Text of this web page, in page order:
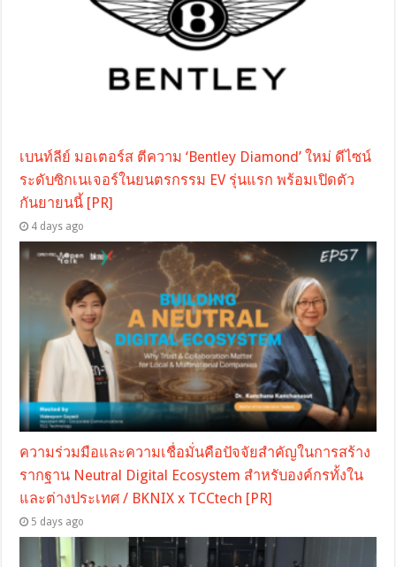
เบนท์ลีย์ มอเตอร์ส ตีความ ‘Bentley Diamond’ ใหม่ ดีไซน์
ระดับซิกเนเจอร์ในยนตรกรรม EV รุ่นแรก พร้อมเปิดตัว
กันยายนนี้ [PR]
4 days ago
ความร่วมมือและความเชื่อมั่นคือปัจจัยสำคัญในการสร้าง
รากฐาน Neutral Digital Ecosystem สำหรับองค์กรทั้งใน
และต่างประเทศ / BKNIX x TCCtech [PR]
5 days ago